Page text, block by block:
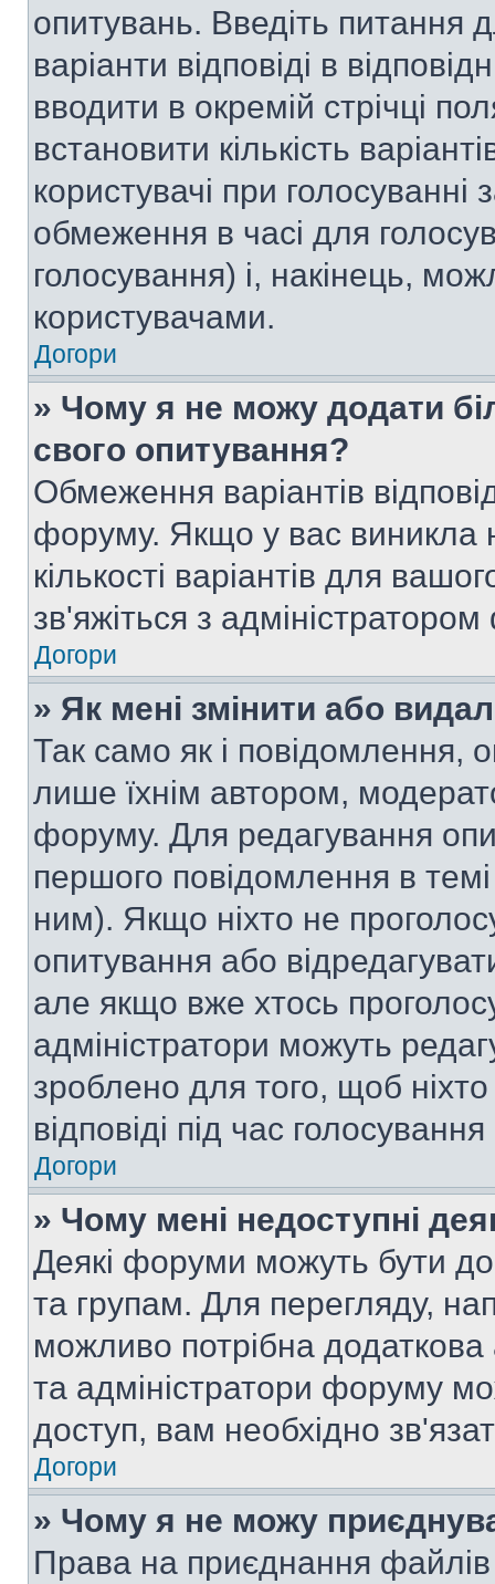
опитувань. Введіть питання
варіанти відповіді в
вводити в окремій стрічці
встановити кількість
користувачі при
обмеження в часі для
голосування) і, накінець,
користувачами.
Догори
» Чому я не можу додати
свого опитування?
Обмеження варіантів
форуму. Якщо у вас виникла
кількості варіантів для
зв'яжіться з
Догори
» Як мені змінити або
Так само як і повідомлення,
лише їхнім автором,
форуму. Для редагування
першого повідомлення в
ним). Якщо ніхто не
опитування або
але якщо вже хтось
адміністратори можуть
зроблено для того, щоб
відповіді під час голосування
Догори
» Чому мені недоступні
Деякі форуми можуть бути
та групам. Для перегляду,
можливо потрібна
та адміністратори форуму
доступ, вам необхідно
Догори
» Чому я не можу
Права на приєднання